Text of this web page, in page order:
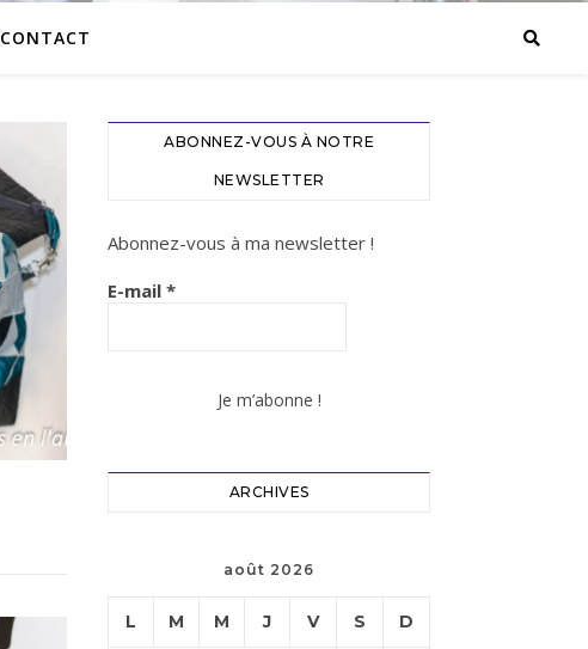
CONTACT
ABONNEZ-VOUS À NOTRE
NEWSLETTER
Abonnez-vous à ma newsletter !
E-mail *
ARCHIVES
août 2026
L M M J V S D